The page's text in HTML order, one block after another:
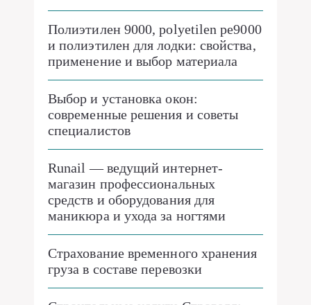
Полиэтилен 9000, polyetilen pe9000
и полиэтилен для лодки: свойства,
применение и выбор материала
Выбор и установка окон:
современные решения и советы
специалистов
Runail — ведущий интернет-
магазин профессиональных
средств и оборудования для
маникюра и ухода за ногтями
Страхование временного хранения
груза в составе перевозки